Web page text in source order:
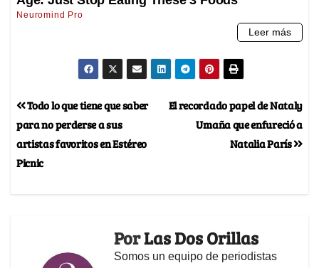
El recordado papel de Nataly
Umaña que enfureció a
Natalia París
Todo lo que tiene que saber
para no perderse a sus
artistas favoritos en Estéreo
Picnic
PorLas Dos Orillas
Somos un equipo de periodistas